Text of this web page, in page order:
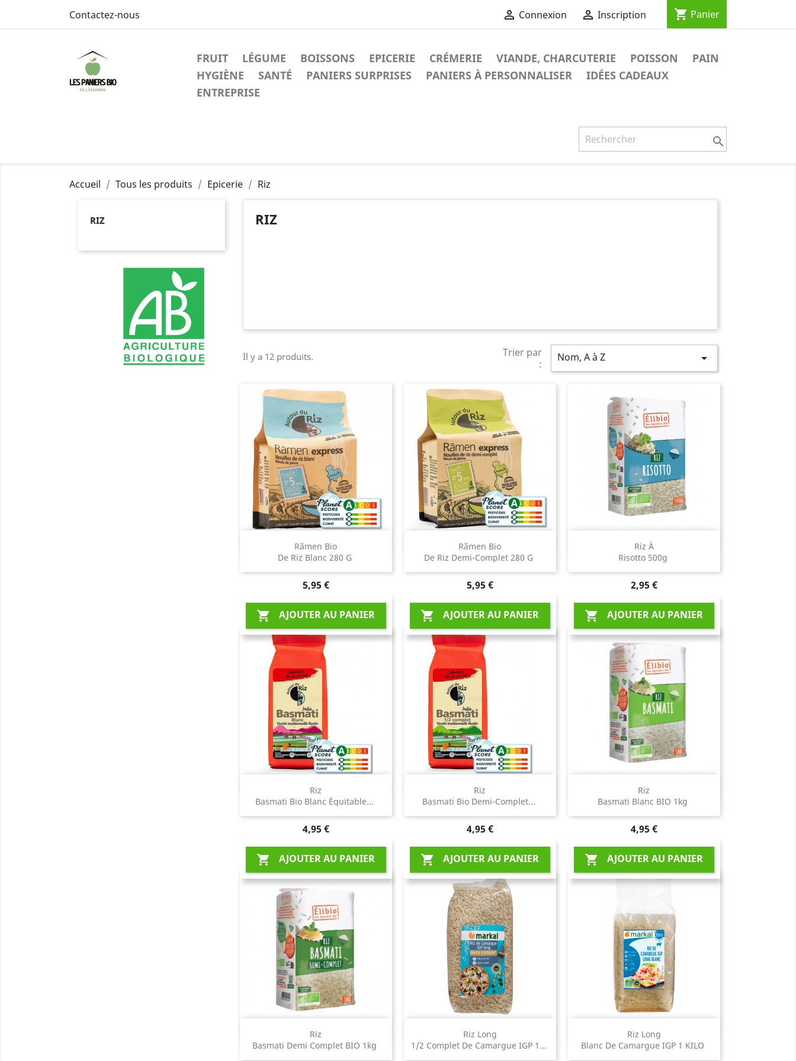
Contactez-nous  Connexion  Inscription shopping_cart Panier
FRUIT LÉGUME BOISSONS EPICERIE CRÉMERIE VIANDE, CHARCUTERIE POISSON
PAIN
HYGIÈNE
SANTÉ PANIERS SURPRISES PANIERS À PERSONNALISER
IDÉES CADEAUX
ENTREPRISE

Accueil Tous les produits Epicerie Riz
RIZ RIZ
Il y a 12 produits.
Trier par
:
Nom, A à Z 
Rãmen Bio
De Riz Blanc 280 G
Prix
5,95 €
 AJOUTER AU PANIER
Aperçu rapide
Rãmen Bio
De Riz Demi-Complet 280 G
Prix
5,95 €
 AJOUTER AU PANIER
Aperçu rapide
Riz À
Risotto 500g
Prix
2,95 €
 AJOUTER AU PANIER
Aperçu rapide
Riz
Basmati Bio Blanc Équitable...
Prix
4,95 €
 AJOUTER AU PANIER
Aperçu rapide
Riz
Basmati Bio Demi-Complet...
Prix
4,95 €
 AJOUTER AU PANIER
Aperçu rapide
Riz
Basmati Blanc BIO 1kg
Prix
4,95 €
 AJOUTER AU PANIER
Aperçu rapide
Riz
Basmati Demi Complet BIO 1kg
Aperçu rapide
Riz Long
1/2 Complet De Camargue IGP 1...
Aperçu rapide
Riz Long
Blanc De Camargue IGP 1 KILO
Aperçu rapide